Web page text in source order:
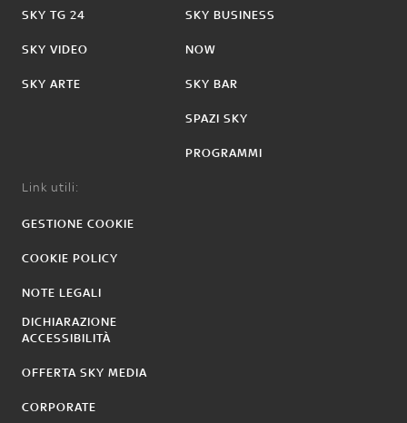
SKY TG 24
SKY VIDEO
SKY ARTE
SKY BUSINESS
NOW
SKY BAR
SPAZI SKY
PROGRAMMI
Link utili:
GESTIONE COOKIE
COOKIE POLICY
NOTE LEGALI
DICHIARAZIONE
ACCESSIBILITÀ
OFFERTA SKY MEDIA
CORPORATE